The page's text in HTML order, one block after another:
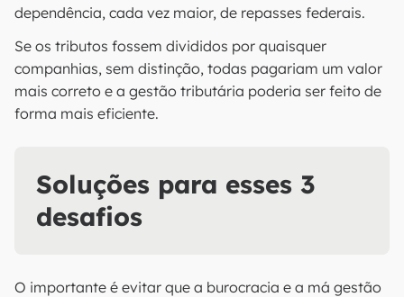
dependência, cada vez maior, de repasses federais.
Se os tributos fossem divididos por quaisquer
companhias, sem distinção, todas pagariam um valor
mais correto e a gestão tributária poderia ser feito de
forma mais eficiente.
Soluções para esses 3
desafios
O importante é evitar que a burocracia e a má gestão